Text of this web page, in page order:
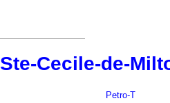
Ste-Cecile-de-
Petro-T